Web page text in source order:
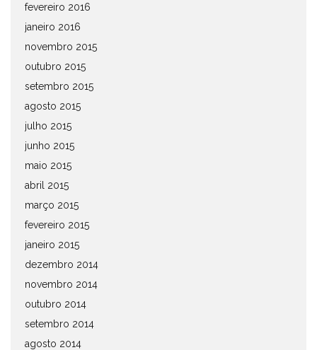
fevereiro 2016
janeiro 2016
novembro 2015
outubro 2015
setembro 2015
agosto 2015
julho 2015
junho 2015
maio 2015
abril 2015
março 2015
fevereiro 2015
janeiro 2015
dezembro 2014
novembro 2014
outubro 2014
setembro 2014
agosto 2014